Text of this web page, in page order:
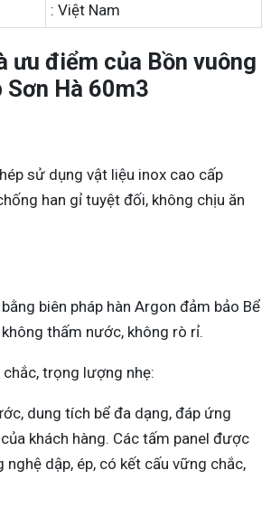
: Việt Nam
ưu điểm của Bồn vuông
Hà 60m3
sử dụng vật liệu inox cao cấp
han gỉ tuyệt đối, không chịu ăn
biên pháp hàn Argon đảm bảo Bể
thấm nước, không rò rỉ.
trọng lượng nhẹ:
dung tích bể đa dạng, đáp ứng
khách hàng. Các tấm panel được
dập, ép, có kết cấu vững chắc,